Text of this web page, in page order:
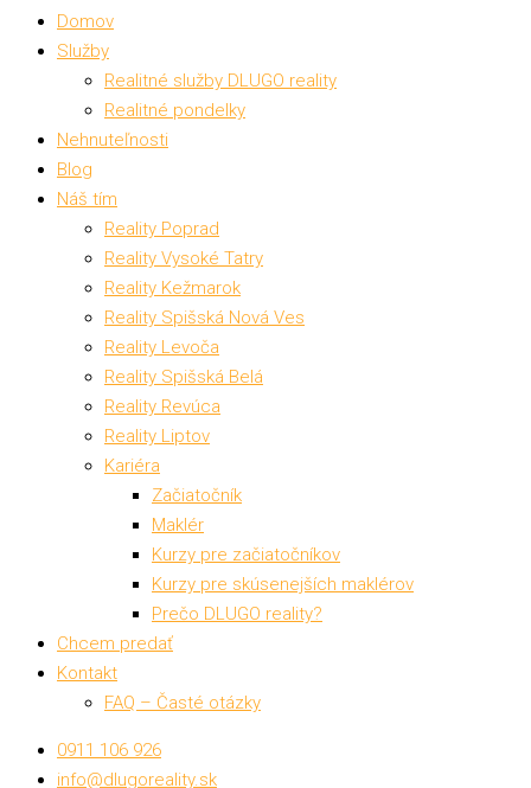
Domov
Služby
Realitné služby DLUGO reality
Realitné pondelky
Nehnuteľnosti
Blog
Náš tím
Reality Poprad
Reality Vysoké Tatry
Reality Kežmarok
Reality Spišská Nová Ves
Reality Levoča
Reality Spišská Belá
Reality Revúca
Reality Liptov
Kariéra
Začiatočník
Maklér
Kurzy pre začiatočníkov
Kurzy pre skúsenejších maklérov
Prečo DLUGO reality?
Chcem predať
Kontakt
FAQ – Časté otázky
0911 106 926
info@dlugoreality.sk